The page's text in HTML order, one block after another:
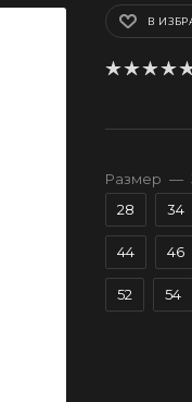
В
Размер —
28
34
44 46
52 54